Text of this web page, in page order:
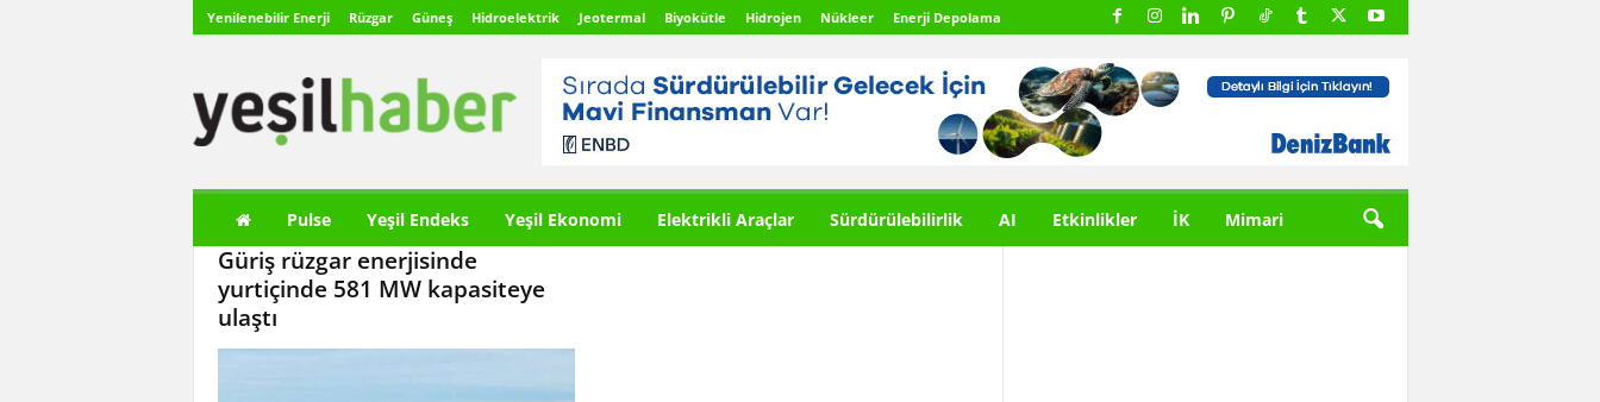
Yenilenebilir Enerji Rüzgar Güneş Hidroelektrik Jeotermal Biyokütle Hidrojen Nükleer Enerji Depolama
ş
Pulse Yeşil Endeks Yeşil Ekonomi Elektrikli Araçlar Sürdürülebilirlik AI Etkinlikler İK Mimari
Güriş rüzgar enerjisinde
yurtiçinde 581 MW kapasiteye
ulaştı